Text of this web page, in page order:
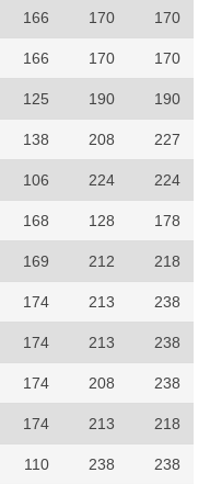
166 170 170
166 170 170
125 190 190
138 208 227
106 224 224
168 128 178
169 212 218
174 213 238
174 213 238
174 208 238
174 213 218
110 238 238